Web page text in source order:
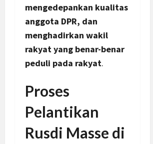
mengedepankan kualitas
anggota DPR, dan
menghadirkan wakil
rakyat yang benar-benar
peduli pada rakyat.
Proses
Pelantikan
Rusdi Masse di